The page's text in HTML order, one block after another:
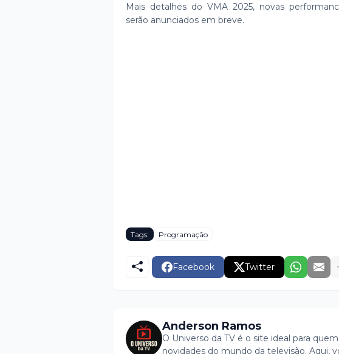
Mais detalhes do VMA 2025, novas
serão anunciados em breve.
Tags: Programação
Facebook Twitter
Anderson Ramos
O Universo da TV é o site ideal para
novidades do mundo da televisão. Aqui,